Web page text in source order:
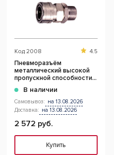
Код 2008 4.5
Пневморазъём
металлический высокой
пропускной способности
В наличии
Самовывоз: на 13.08.2026
Доставка: на 13.08.2026
2 572 руб.
Купить